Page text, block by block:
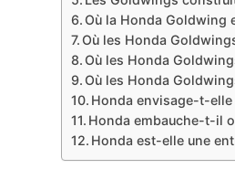
Où la Honda Goldwing
Où les Honda
Où les Honda
Où les Honda
Honda envisage-t-
Honda embauche-t-il
Honda est-elle une